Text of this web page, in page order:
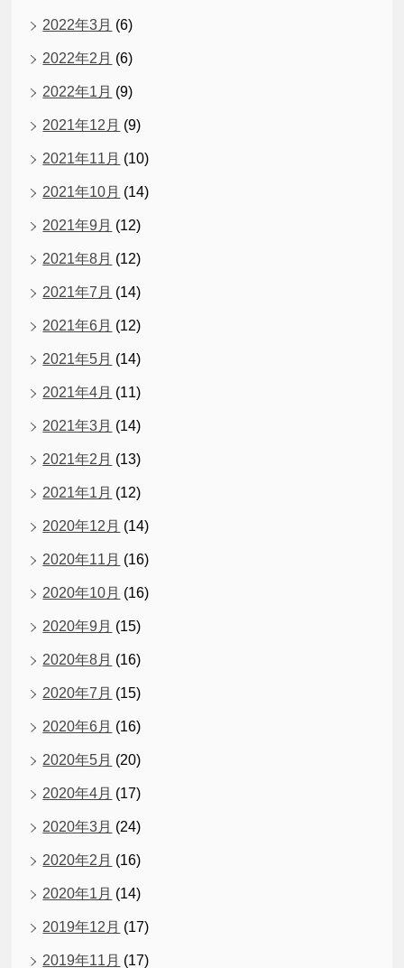
2022年3月 (6)
2022年2月 (6)
2022年1月 (9)
2021年12月 (9)
2021年11月 (10)
2021年10月 (14)
2021年9月 (12)
2021年8月 (12)
2021年7月 (14)
2021年6月 (12)
2021年5月 (14)
2021年4月 (11)
2021年3月 (14)
2021年2月 (13)
2021年1月 (12)
2020年12月 (14)
2020年11月 (16)
2020年10月 (16)
2020年9月 (15)
2020年8月 (16)
2020年7月 (15)
2020年6月 (16)
2020年5月 (20)
2020年4月 (17)
2020年3月 (24)
2020年2月 (16)
2020年1月 (14)
2019年12月 (17)
2019年11月 (17)